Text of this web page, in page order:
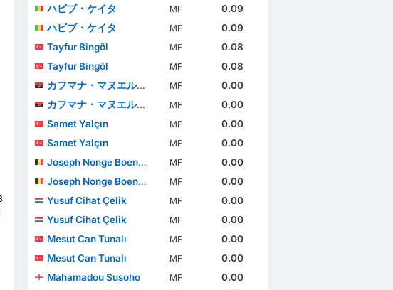
ハビブ・ケイタ
MF
0.09
ハビブ・ケイタ
MF
0.09
Tayfur Bingöl
MF
0.08
Tayfur Bingöl
MF
0.08
カフマナ・マヌエル・ショウ
MF
0.00
カフマナ・マヌエル・ショウ
MF
0.00
Samet Yalçın
MF
0.00
Samet Yalçın
MF
0.00
Joseph Nonge Boende
MF
0.00
Joseph Nonge Boende
MF
0.00
Yusuf Cihat Çelik
MF
0.00
Yusuf Cihat Çelik
MF
0.00
Mesut Can Tunalı
MF
0.00
Mesut Can Tunalı
MF
0.00
Mahamadou Susoho
MF
0.00